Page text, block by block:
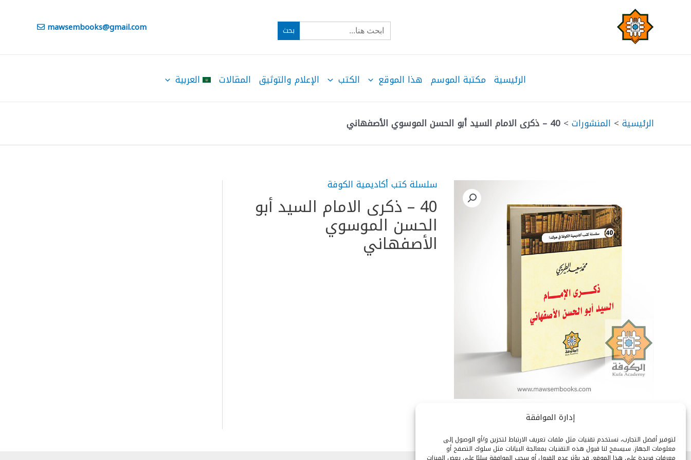
إدارة الموافقة
لتوفير أفضل التجارب، نستخدم تقنيات مثل ملفات تعريف الارتباط لتخزين و/أو الوصول إلى
معلومات الجهاز. سيسمح لنا قبول هذه التقنيات بمعالجة البيانات مثل سلوك التصفح أو
Search
for:
mawsembooks@gmail.com
الرئيسية مكتبة الموسم هذا الموقع الكتب الإعلام والتوثيق المقالات العربية
الرئيسية > المنشورات > 40 – ذكرى الامام السيد أبو الحسن الموسوي الأصفهاني
سلسلة كتب أكاديمية الكوفة
40 – ذكرى الامام السيد أبو
الحسن الموسوي
الأصفهاني